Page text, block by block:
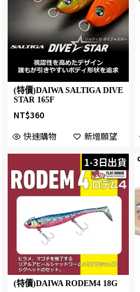
(特價)DAIWA SALTIGA DIVE
STAR 165F
NT$360
快速購物
新增願望
1-3日出貨
(特價)DAIWA RODEM4 18G